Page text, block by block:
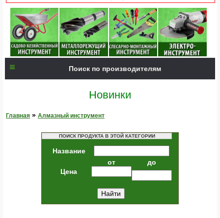
Поиск по производителям
Новинки
Главная » Алмазный инструмент
ПОИСК ПРОДУКТА В ЭТОЙ КАТЕГОРИИ
Название
Цена
от до